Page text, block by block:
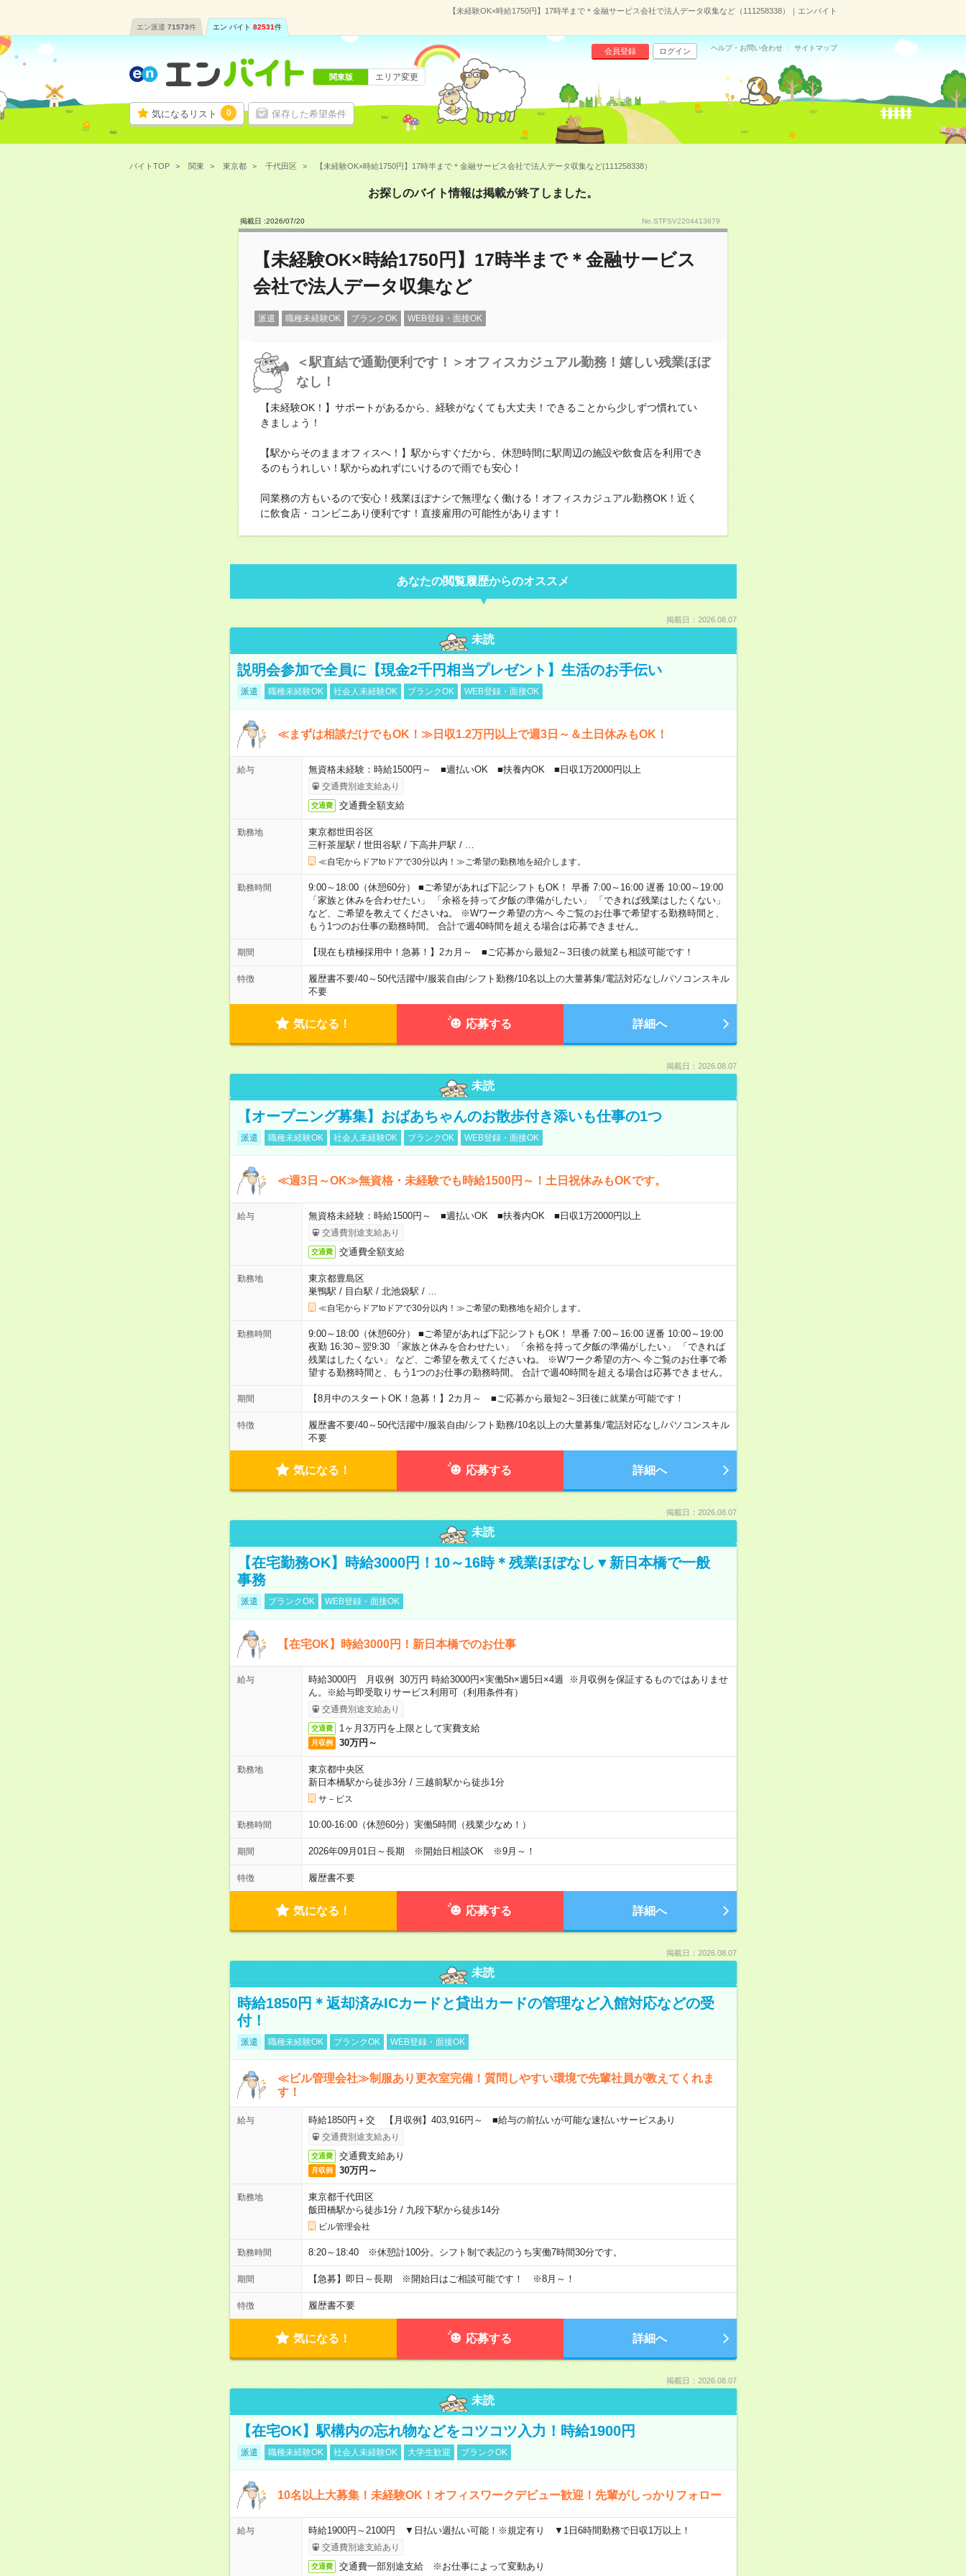
【未経験OK×時給1750円】17時半まで＊金融サービス会社で法人データ収集など（111258338）｜エンバイト
エン派遣 71573件 エン バイト 82531件
気になるリスト 0 保存した希望条件
会員登録 ログイン ヘルプ・お問い合わせ サイトマップ
関東版 エリア変更
バイトTOP 関東 東京都 千代田区 【未経験OK×時給1750円】17時半まで＊金融サービス会社で法人データ収集など(111258338）
お探しのバイト情報は掲載が終了しました。
掲載日 :2026/07/20 No.STFSV2204413879
【未経験OK×時給1750円】17時半まで＊金融サービス
会社で法人データ収集など
派遣 職種未経験OK ブランクOK WEB登録・面接OK
＜駅直結で通勤便利です！＞オフィスカジュアル勤務！嬉しい残業ほぼ
なし！
【未経験OK！】サポートがあるから、経験がなくても大丈夫！できることから少しずつ慣れてい
きましょう！
【駅からそのままオフィスへ！】駅からすぐだから、休憩時間に駅周辺の施設や飲食店を利用でき
るのもうれしい！駅からぬれずにいけるので雨でも安心！
同業務の方もいるので安心！残業ほぼナシで無理なく働ける！オフィスカジュアル勤務OK！近く
に飲食店・コンビニあり便利です！直接雇用の可能性があります！
あなたの閲覧履歴からのオススメ
掲載日：2026.08.07
未読
説明会参加で全員に【現金2千円相当プレゼント】生活のお手伝い
派遣 職種未経験OK 社会人未経験OK ブランクOK WEB登録・面接OK
≪まずは相談だけでもOK！≫日収1.2万円以上で週3日～＆土日休みもOK！
給与 無資格未経験：時給1500円～ ■週払いOK ■扶養内OK ■日収1万2000円以上
交通費別途支給あり
交通費 交通費全額支給
勤務地
東京都世田谷区
三軒茶屋駅 / 世田谷駅 / 下高井戸駅 /
≪自宅からドアtoドアで30分以内！≫ご希望の勤務地を紹介します。
勤務時間
9:00～18:00（休憩60分） ■ご希望があれば下記シフトもOK！ 早番 7:00～16:00 遅番 10:00～19:00
「家族と休みを合わせたい」 「余裕を持って夕飯の準備がしたい」 「できれば残業はしたくない」
など、ご希望を教えてくださいね。 ※Wワーク希望の方へ 今ご覧のお仕事で希望する勤務時間と、
もう1つのお仕事の勤務時間。 合計で週40時間を超える場合は応募できません。
期間 【現在も積極採用中！急募！】2カ月～ ■ご応募から最短2～3日後の就業も相談可能です！
特徴 履歴書不要/40～50代活躍中/服装自由/シフト勤務/10名以上の大量募集/電話対応なし/パソコンスキル
不要
気になる！ 応募する 詳細へ
掲載日：2026.08.07
未読
【オープニング募集】おばあちゃんのお散歩付き添いも仕事の1つ
派遣 職種未経験OK 社会人未経験OK ブランクOK WEB登録・面接OK
≪週3日～OK≫無資格・未経験でも時給1500円～！土日祝休みもOKです。
給与 無資格未経験：時給1500円～ ■週払いOK ■扶養内OK ■日収1万2000円以上
交通費別途支給あり
交通費 交通費全額支給
勤務地
東京都豊島区
巣鴨駅 / 目白駅 / 北池袋駅 /
≪自宅からドアtoドアで30分以内！≫ご希望の勤務地を紹介します。
勤務時間
9:00～18:00（休憩60分） ■ご希望があれば下記シフトもOK！ 早番 7:00～16:00 遅番 10:00～19:00
夜勤 16:30～翌9:30 「家族と休みを合わせたい」 「余裕を持って夕飯の準備がしたい」 「できれば
残業はしたくない」 など、ご希望を教えてくださいね。 ※Wワーク希望の方へ 今ご覧のお仕事で希
望する勤務時間と、もう1つのお仕事の勤務時間。 合計で週40時間を超える場合は応募できません。
期間 【8月中のスタートOK！急募！】2カ月～ ■ご応募から最短2～3日後に就業が可能です！
特徴 履歴書不要/40～50代活躍中/服装自由/シフト勤務/10名以上の大量募集/電話対応なし/パソコンスキル
不要
気になる！ 応募する 詳細へ
掲載日：2026.08.07
未読
【在宅勤務OK】時給3000円！10～16時＊残業ほぼなし▼新日本橋で一般
事務
派遣 ブランクOK WEB登録・面接OK
【在宅OK】時給3000円！新日本橋でのお仕事
給与
時給3000円 月収例 30万円 時給3000円×実働5h×週5日×4週 ※月収例を保証するものではありませ
ん。※給与即受取りサービス利用可（利用条件有）
交通費別途支給あり
交通費 1ヶ月3万円を上限として実費支給
月収例 30万円～
勤務地
東京都中央区
新日本橋駅から徒歩3分/ 三越前駅から徒歩1分
サ－ビス
勤務時間 10:00-16:00（休憩60分）実働5時間（残業少なめ！）
期間 2026年09月01日～長期 ※開始日相談OK ※9月～！
特徴 履歴書不要
気になる！ 応募する 詳細へ
掲載日：2026.08.07
未読
時給1850円＊返却済みICカードと貸出カードの管理など入館対応などの受
付！
派遣 職種未経験OK ブランクOK WEB登録・面接OK
≪ビル管理会社≫制服あり更衣室完備！質問しやすい環境で先輩社員が教えてくれま
す！
給与 時給1850円＋交 【月収例】403,916円～ ■給与の前払いが可能な速払いサービスあり
交通費別途支給あり
交通費 交通費支給あり
月収例 30万円～
勤務地
東京都千代田区
飯田橋駅から徒歩1分/ 九段下駅から徒歩14分
ビル管理会社
勤務時間 8:20～18:40 ※休憩計100分。シフト制で表記のうち実働7時間30分です。
期間 【急募】即日～長期 ※開始日はご相談可能です！ ※8月～！
特徴 履歴書不要
気になる！ 応募する 詳細へ
掲載日：2026.08.07
未読
【在宅OK】駅構内の忘れ物などをコツコツ入力！時給1900円
派遣 職種未経験OK 社会人未経験OK 大学生歓迎 ブランクOK
10名以上大募集！未経験OK！オフィスワークデビュー歓迎！先輩がしっかりフォロー
給与 時給1900円～2100円 ▼日払い週払い可能！※規定有り ▼1日6時間勤務で日収1万以上！
交通費別途支給あり
交通費 交通費一部別途支給 ※お仕事によって変動あり